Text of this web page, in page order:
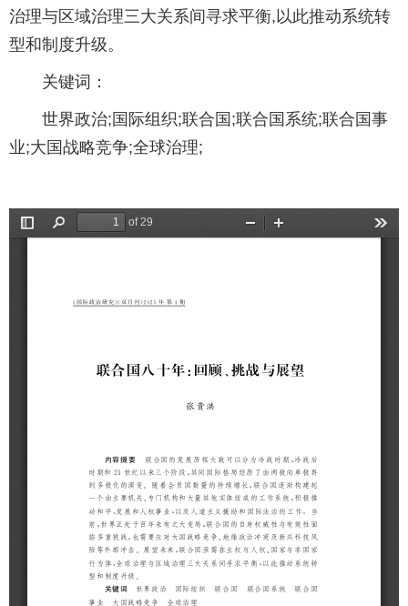
治理与区域治理三大关系间寻求平衡,以此推动系统转
型和制度升级。
关键词：
世界政治;国际组织;联合国;联合国系统;联合国事
业;大国战略竞争;全球治理;